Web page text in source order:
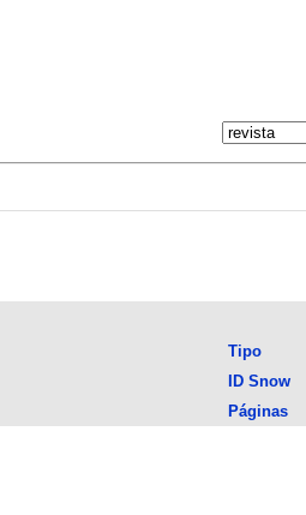
Tipo
ID Snow
Páginas